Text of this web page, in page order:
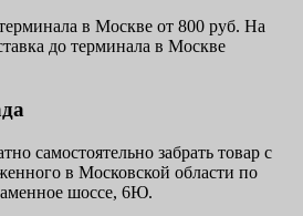
в Москве от 800 руб. На
до терминала в Москве
самостоятельно забрать товар с
в Московской области по
шоссе, 6Ю.